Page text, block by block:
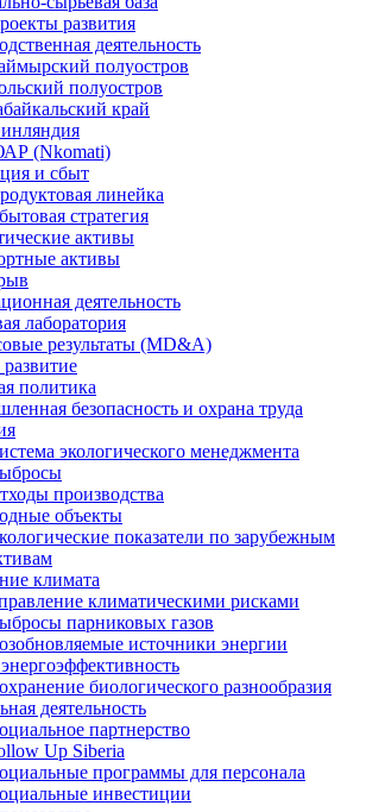
развития
деятельность
полуостров
полуостров
край
(Nkomati)
и сбыт
линейка
стратегия
активы
активы
деятельность
лаборатория
результаты (MD&A)
политика
безопасность и охрана труда
экологического менеджмента
производства
объекты
показатели по зарубежным
климата
климатическими рисками
парниковых газов
источники энергии
биологического разнообразия
деятельность
партнерство
Up Siberia
программы для персонала
инвестиции